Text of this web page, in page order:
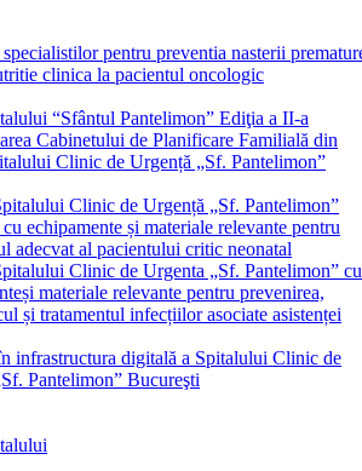
pentru preventia nasterii
clinica la pacientul oncologic
“Sfântul Pantelimon” Ediţia a II-a
Cabinetului de Planificare Familială din
Clinic de Urgență „Sf. Pantelimon”
Clinic de Urgență „Sf. Pantelimon”
echipamente și materiale relevante pentru
adecvat al pacientului critic neonatal
Clinic de Urgenta „Sf. Pantelimon” cu
materiale relevante pentru prevenirea,
și tratamentul infecțiilor asociate asistenței
infrastructura digitală a Spitalului Clinic de
Pantelimon” Bucureşti